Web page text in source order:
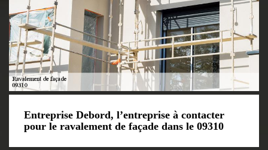
Entreprise Debord, l’entreprise à contacter
pour le ravalement de façade dans le 09310